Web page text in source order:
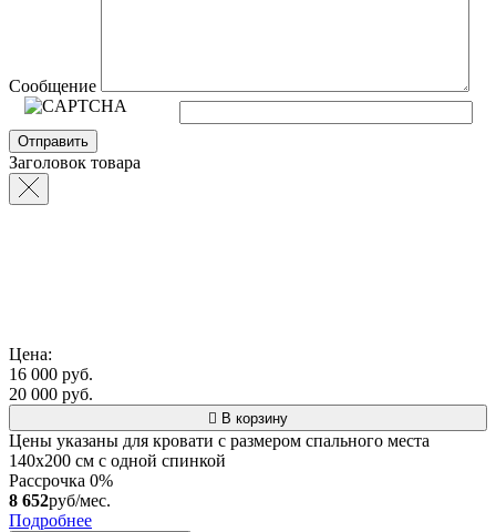
Сообщение
Заголовок товара
Цена:
16 000 руб.
20 000 руб.
В корзину
Цены указаны для кровати с размером спального места
140х200 см с одной спинкой
Рассрочка 0%
8 652руб/мес.
Подробнее